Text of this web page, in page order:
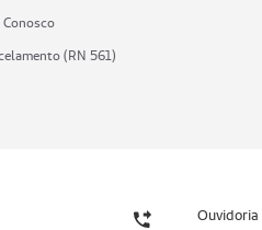
Conosco
(RN 561)
Ouvidoria